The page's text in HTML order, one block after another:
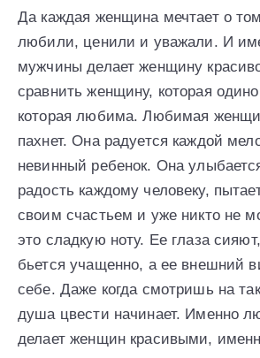
Да каждая женщина мечтает о
любили, ценили и уважали. И
мужчины делает женщину
сравнить женщину, которая
которая любима. Любимая
пахнет. Она радуется каждой
невинный ребенок. Она
радость каждому человеку,
своим счастьем и уже никто не
это сладкую ноту. Ее глаза
бьется учащенно, а ее внешний
себе. Даже когда смотришь на
душа цвести начинает. Именно
делает женщин красивыми,